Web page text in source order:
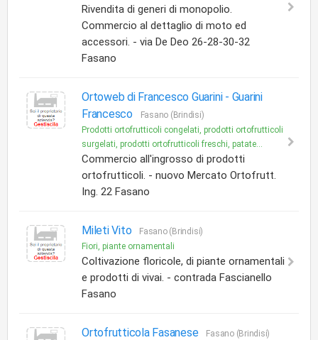
Rivendita di generi di monopolio.
Commercio al dettaglio di moto ed
accessori. - via De Deo 26-28-30-32
Fasano
Ortoweb di Francesco Guarini - Guarini
Francesco
Fasano (Brindisi)
Prodotti ortofrutticoli congelati, prodotti ortofrutticoli
surgelati, prodotti ortofrutticoli freschi, patate...
Commercio all'ingrosso di prodotti
ortofrutticoli. - nuovo Mercato Ortofrutt.
Ing. 22 Fasano
Mileti Vito
Fasano (Brindisi)
Fiori, piante ornamentali
Coltivazione floricole, di piante ornamentali
e prodotti di vivai. - contrada Fascianello
Fasano
Ortofrutticola Fasanese
Fasano (Brindisi)